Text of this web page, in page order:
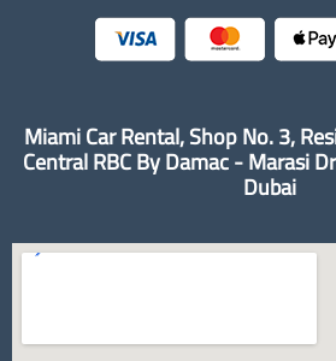
Miami Car Rental, Shop No. 3,
Central RBC By Damac - Marasi
Dubai